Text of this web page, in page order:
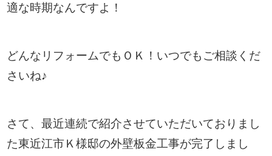
適な時期なんですよ！
どんなリフォームでもＯＫ！いつでもご相談くだ
さいね♪
さて、最近連続で紹介させていただいておりまし
た東近江市Ｋ様邸の外壁板金工事が完了しまし